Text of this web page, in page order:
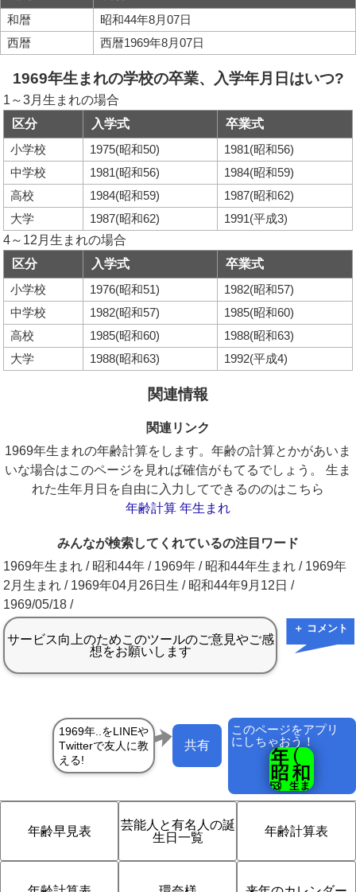
和暦
昭和44年8月07日
西暦
西暦1969年8月07日
1969年生まれの学校の卒業、入学年月日はいつ?
1～3月生まれの場合
区分
入学式
卒業式
小学校
1975(昭和50)
1981(昭和56)
中学校
1981(昭和56)
1984(昭和59)
高校
1984(昭和59)
1987(昭和62)
大学
1987(昭和62)
1991(平成3)
4～12月生まれの場合
区分
入学式
卒業式
小学校
1976(昭和51)
1982(昭和57)
中学校
1982(昭和57)
1985(昭和60)
高校
1985(昭和60)
1988(昭和63)
大学
1988(昭和63) 1992(平成4)
関連情報
関連リンク
1969年生まれの年齢計算をします。年齢の計算とかがあいま
いな場合はこのページを見れば確信がもてるでしょう。 生ま
れた生年月日を自由に入力してできるののはこちら
年齢計算 年生まれ
みんなが検索してくれているの注目ワード
1969年生まれ / 昭和44年 / 1969年 / 昭和44年生まれ / 1969年
2月生まれ / 1969年04月26日生 / 昭和44年9月12日 /
1969/05/18 /
＋ コメント
このページをアプリ
にしちゃおう！
共有
年齢早見表
芸能人と有名人の誕
生日一覧
年齢計算表